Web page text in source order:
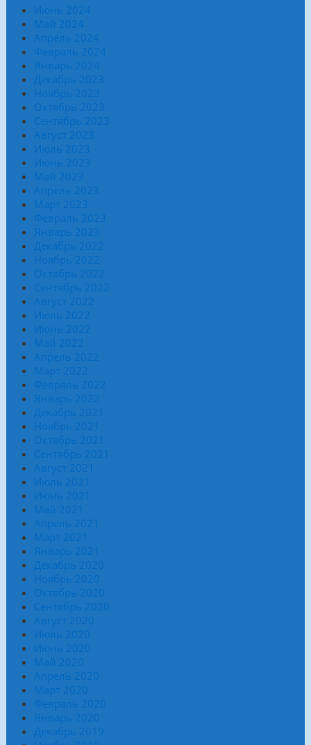
Июнь 2024
Май 2024
Апрель 2024
Февраль 2024
Январь 2024
Декабрь 2023
Ноябрь 2023
Октябрь 2023
Сентябрь 2023
Август 2023
Июль 2023
Июнь 2023
Май 2023
Апрель 2023
Март 2023
Февраль 2023
Январь 2023
Декабрь 2022
Ноябрь 2022
Октябрь 2022
Сентябрь 2022
Август 2022
Июль 2022
Июнь 2022
Май 2022
Апрель 2022
Март 2022
Февраль 2022
Январь 2022
Декабрь 2021
Ноябрь 2021
Октябрь 2021
Сентябрь 2021
Август 2021
Июль 2021
Июнь 2021
Май 2021
Апрель 2021
Март 2021
Январь 2021
Декабрь 2020
Ноябрь 2020
Октябрь 2020
Сентябрь 2020
Август 2020
Июль 2020
Июнь 2020
Май 2020
Апрель 2020
Март 2020
Февраль 2020
Январь 2020
Декабрь 2019